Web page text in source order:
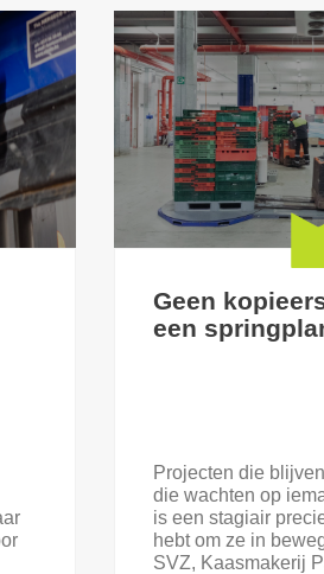
Geen
een
Projecten die
die wachten op
is een stagiair
hebt om ze in
SVZ, Kaasmakerij